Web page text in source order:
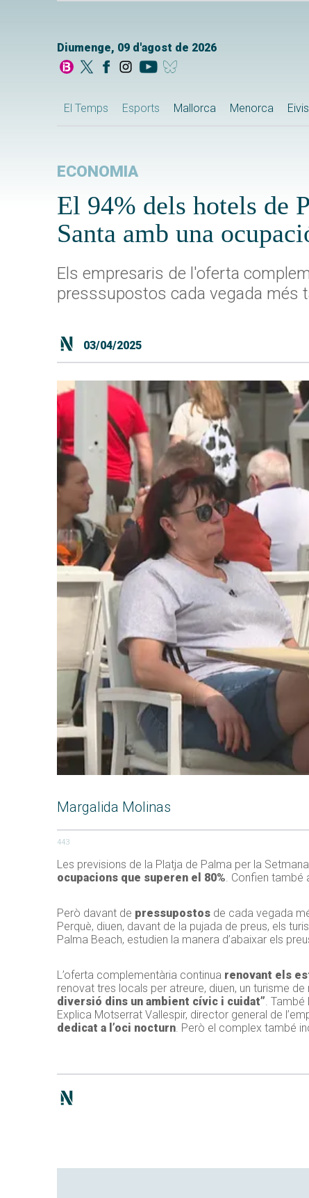
Diumenge, 09 d'agost de 2026
El Temps Esports Mallorca Menorca
ECONOMIA
El 94% dels hotels de
Santa amb una
Els empresaris de l'oferta
presssupostos cada vegada més
03/04/2025
Margalida Molinas
443
Les previsions de la Platja de Palma per la Setmana
ocupacions que superen el 80%. Confien també
Però davant de pressupostos de cada vegada
Perquè, diuen, davant de la pujada de preus, els
Palma Beach, estudien la manera d’abaixar els
L’oferta complementària continua renovant els
renovat tres locals per atreure, diuen, un turisme
diversió dins un ambient cívic i cuidat”. També
Explica Motserrat Vallespir, director general de
dedicat a l’oci nocturn. Però el complex també